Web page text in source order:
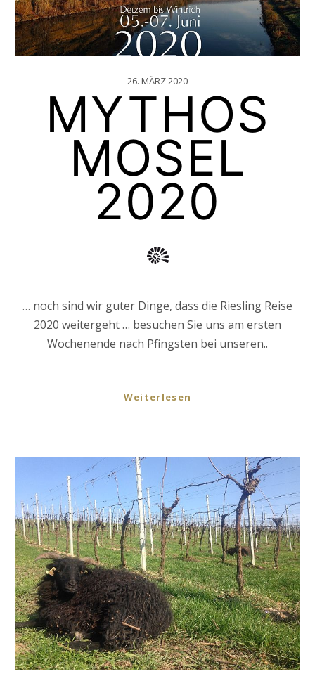
26. MÄRZ 2020
MYTHOS
MOSEL
2020
… noch sind wir guter Dinge, dass die Riesling Reise
2020 weitergeht … besuchen Sie uns am ersten
Wochenende nach Pfingsten bei unseren..
Weiterlesen